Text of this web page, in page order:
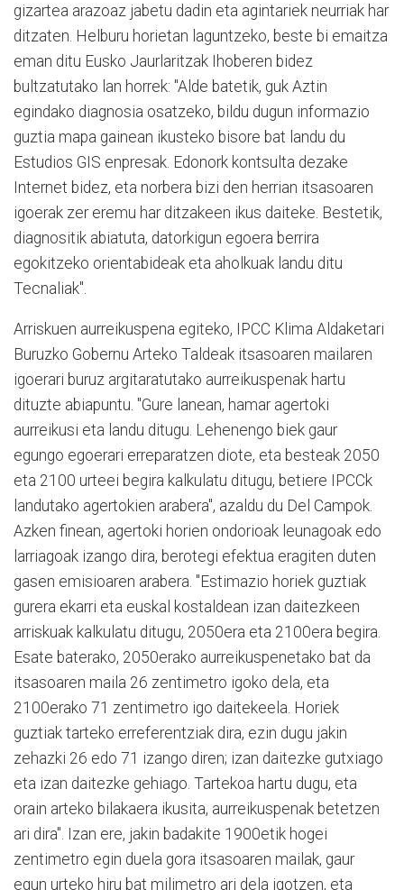
gizartea arazoaz jabetu dadin eta agintariek neurriak har
ditzaten. Helburu horietan laguntzeko, beste bi emaitza
eman ditu Eusko Jaurlaritzak Ihoberen bidez
bultzatutako lan horrek: "Alde batetik, guk Aztin
egindako diagnosia osatzeko, bildu dugun informazio
guztia mapa gainean ikusteko bisore bat landu du
Estudios GIS enpresak. Edonork kontsulta dezake
Internet bidez, eta norbera bizi den herrian itsasoaren
igoerak zer eremu har ditzakeen ikus daiteke. Bestetik,
diagnositik abiatuta, datorkigun egoera berrira
egokitzeko orientabideak eta aholkuak landu ditu
Tecnaliak".
Arriskuen aurreikuspena egiteko, IPCC Klima Aldaketari
Buruzko Gobernu Arteko Taldeak itsasoaren mailaren
igoerari buruz argitaratutako aurreikuspenak hartu
dituzte abiapuntu. "Gure lanean, hamar agertoki
aurreikusi eta landu ditugu. Lehenengo biek gaur
egungo egoerari erreparatzen diote, eta besteak 2050
eta 2100 urteei begira kalkulatu ditugu, betiere IPCCk
landutako agertokien arabera", azaldu du Del Campok.
Azken finean, agertoki horien ondorioak leunagoak edo
larriagoak izango dira, berotegi efektua eragiten duten
gasen emisioaren arabera. "Estimazio horiek guztiak
gurera ekarri eta euskal kostaldean izan daitezkeen
arriskuak kalkulatu ditugu, 2050era eta 2100era begira.
Esate baterako, 2050erako aurreikuspenetako bat da
itsasoaren maila 26 zentimetro igoko dela, eta
2100erako 71 zentimetro igo daitekeela. Horiek
guztiak tarteko erreferentziak dira, ezin dugu jakin
zehazki 26 edo 71 izango diren; izan daitezke gutxiago
eta izan daitezke gehiago. Tartekoa hartu dugu, eta
orain arteko bilakaera ikusita, aurreikuspenak betetzen
ari dira". Izan ere, jakin badakite 1900etik hogei
zentimetro egin duela gora itsasoaren mailak, gaur
egun urteko hiru bat milimetro ari dela igotzen, eta